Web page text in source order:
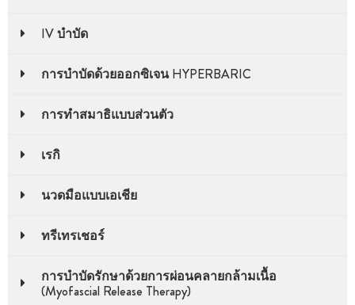
IV บําบัด
การบําบัดด้วยออกซิเจน HYPERBARIC
การทําสมาธิแบบส่วนตัว
เรกิ
นวดมือแบบเอเชีย
ทรีเทรเชอร์
การบำบัดรักษาด้วยการผ่อนคลายกล้ามเนื้อ
(Myofascial Release Therapy)